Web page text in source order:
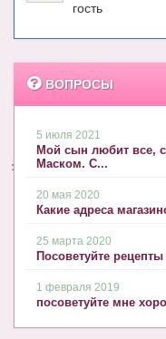
гость
ВОПРОСЫ
5 июля 2021
Мой сын любит все,
Маском. С...
20 мая 2020
Какие адреса
25 марта 2020
Посоветуйте
1 февраля 2019
посоветуйте мне